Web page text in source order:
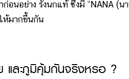
อนอย่าง รังนกแท้ ซึ่งมี “NANA (
ห้มากขึ้นกัน
และภูมิคุ้มกันจริงหรอ ?